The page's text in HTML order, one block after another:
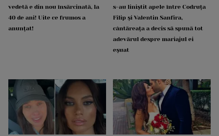
vedetă e din nou însărcinată, la
40 de ani! Uite ce frumos a
anunțat!
s-au liniștit apele între Codruța
Filip și Valentin Sanfira,
cântăreața a decis să spună tot
adevărul despre mariajul ei
eșuat